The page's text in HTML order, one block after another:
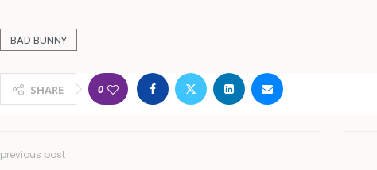
BAD BUNNY
SHARE 0
previous post